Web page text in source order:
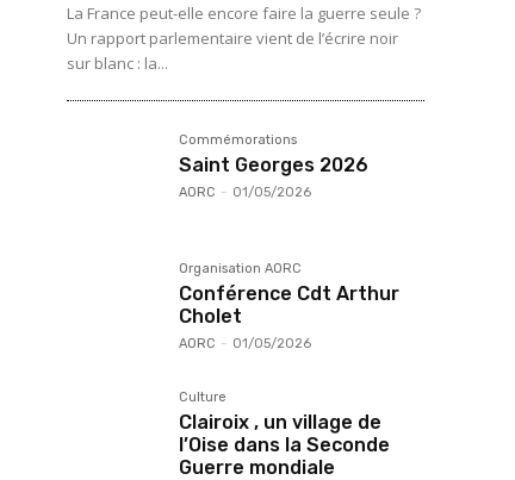
La France peut-elle encore faire la guerre seule ?
Un rapport parlementaire vient de l’écrire noir
sur blanc : la...
Commémorations
Saint Georges 2026
AORC - 01/05/2026
Organisation AORC
Conférence Cdt Arthur
Cholet
AORC - 01/05/2026
Culture
Clairoix , un village de
l’Oise dans la Seconde
Guerre mondiale